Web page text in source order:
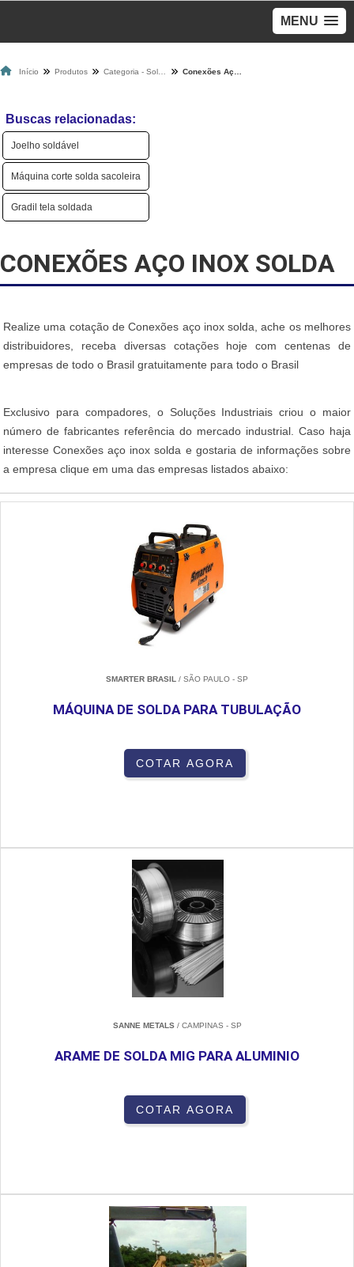
MENU
Início Produtos
Buscas relacionadas:
Joelho soldável
Máquina corte solda sacoleira
Gradil tela soldada
CONEXÕES AÇO INOX SOLDA
Realize uma cotação de Conexões aço inox solda, ache os melhores
distribuidores, receba diversas cotações hoje com centenas de
empresas de todo o Brasil gratuitamente para todo o Brasil
Exclusivo para compadores, o Soluções Industriais criou o maior
número de fabricantes referência do mercado industrial. Caso haja
interesse Conexões aço inox solda e gostaria de informações sobre
a empresa clique em uma das empresas listados abaixo:
SMARTER BRASIL / SÃO PAULO - SP
MÁQUINA DE SOLDA PARA TUBULAÇÃO
COTAR AGORA
SANNE METALS/ CAMPINAS - SP
ARAME DE SOLDA MIG PARA ALUMINIO
COTAR AGORA